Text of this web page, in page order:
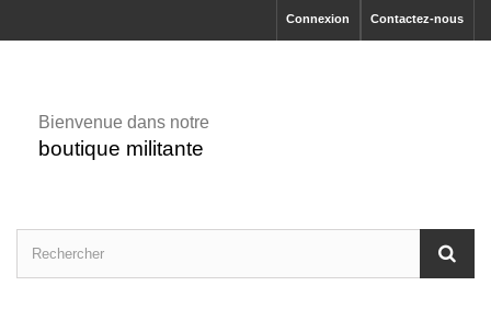
Contactez-nous
Connexion
Bienvenue dans notre
boutique militante